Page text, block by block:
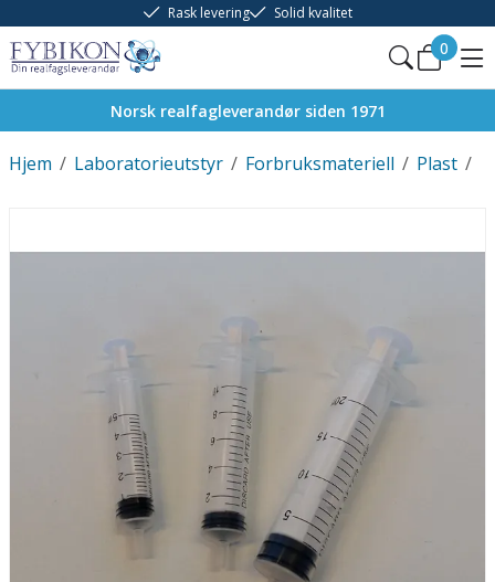
Rask levering Solid kvalitet
0
Norsk realfagleverandør siden 1971
/
Hjem /
Laboratorieutstyr /
Forbruksmateriell /
Plast